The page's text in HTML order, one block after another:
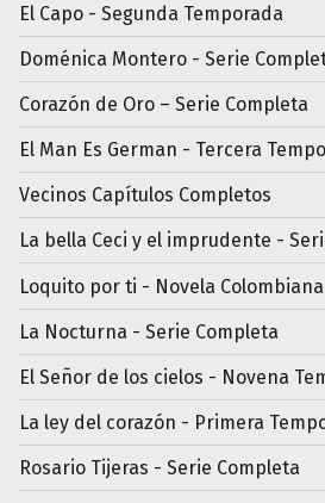
El Capo - Segunda Temporada
Doménica Montero - Serie
Corazón de Oro – Serie Completa
El Man Es German - Tercera
Vecinos Capítulos Completos
La bella Ceci y el imprudente -
Loquito por ti - Novela Colombiana
La Nocturna - Serie Completa
El Señor de los cielos - Novena
La ley del corazón - Primera
Rosario Tijeras - Serie Completa